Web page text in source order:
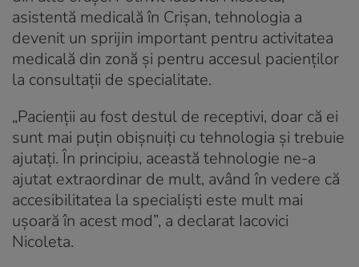
asistentă medicală în Crișan, tehnologia a
devenit un sprijin important pentru activitatea
medicală din zonă și pentru accesul pacienților
la consultații de specialitate.
„Pacienții au fost destul de receptivi, doar că ei
sunt mai puțin obișnuiți cu tehnologia și trebuie
ajutați. În principiu, această tehnologie ne-a
ajutat extraordinar de mult, având în vedere că
accesibilitatea la specialiști este mult mai
ușoară în acest mod”, a declarat Iacovici
Nicoleta.